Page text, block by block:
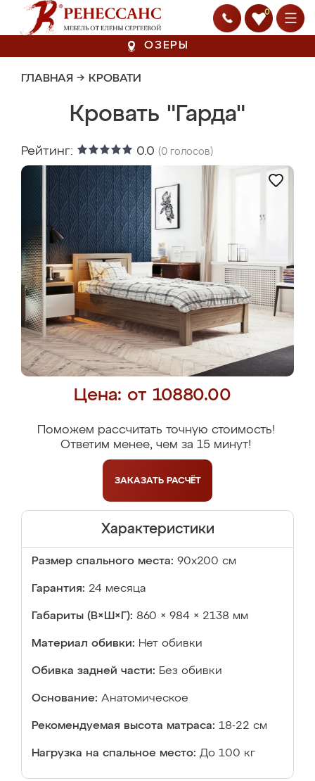
0
ОЗЕРЫ
ГЛАВНАЯ → КРОВАТИ
Кровать "Гарда"
Рейтинг: 0.0 (0 голосов)
Цена: от 10880.00
Поможем рассчитать точную стоимость!
Ответим менее, чем за 15 минут!
ЗАКАЗАТЬ РАСЧЁТ
Характеристики
Размер спального места: 90х200 см
Гарантия: 24 месяца
Габариты (В×Ш×Г): 860 × 984 × 2138 мм
Материал обивки: Нет обивки
Обивка задней части: Без обивки
Основание: Анатомическое
Рекомендуемая высота матраса: 18-22 см
Нагрузка на спальное место: До 100 кг